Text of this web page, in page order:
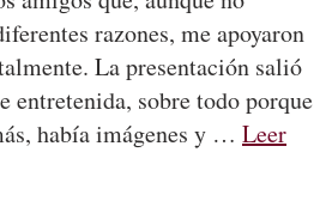
razones, me apoyaron
La presentación salió
entretenida, sobre todo porque
había imágenes y … Leer